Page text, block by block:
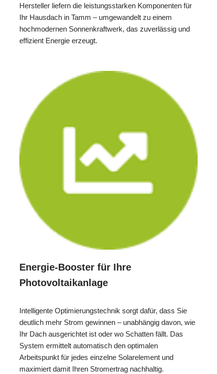
Hersteller liefern die leistungsstarken Komponenten für
Ihr Hausdach in Tamm – umgewandelt zu einem
hochmodernen Sonnenkraftwerk, das zuverlässig und
effizient Energie erzeugt.
Energie-Booster für Ihre
Photovoltaikanlage
Intelligente Optimierungstechnik sorgt dafür, dass Sie
deutlich mehr Strom gewinnen – unabhängig davon, wie
Ihr Dach ausgerichtet ist oder wo Schatten fällt. Das
System ermittelt automatisch den optimalen
Arbeitspunkt für jedes einzelne Solarelement und
maximiert damit Ihren Stromertrag nachhaltig.